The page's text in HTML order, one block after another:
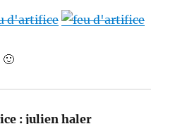
: julien haler